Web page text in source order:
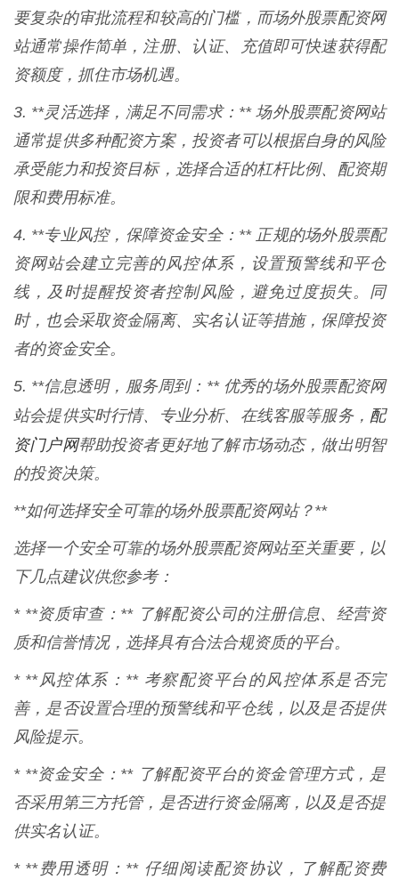
要复杂的审批流程和较高的门槛，而场外股票配资网
站通常操作简单，注册、认证、充值即可快速获得配
资额度，抓住市场机遇。
3. **灵活选择，满足不同需求：** 场外股票配资网站
通常提供多种配资方案，投资者可以根据自身的风险
承受能力和投资目标，选择合适的杠杆比例、配资期
限和费用标准。
4. **专业风控，保障资金安全：** 正规的场外股票配
资网站会建立完善的风控体系，设置预警线和平仓
线，及时提醒投资者控制风险，避免过度损失。同
时，也会采取资金隔离、实名认证等措施，保障投资
者的资金安全。
5. **信息透明，服务周到：** 优秀的场外股票配资网
站会提供实时行情、专业分析、在线客服等服务， 配
资门户网帮助投资者更好地了解市场动态，做出明智
的投资决策。
**如何选择安全可靠的场外股票配资网站？**
选择一个安全可靠的场外股票配资网站至关重要，以
下几点建议供您参考：
* **资质审查：** 了解配资公司的注册信息、经营资
质和信誉情况，选择具有合法合规资质的平台。
* **风控体系：** 考察配资平台的风控体系是否完
善，是否设置合理的预警线和平仓线，以及是否提供
风险提示。
* **资金安全：** 了解配资平台的资金管理方式，是
否采用第三方托管，是否进行资金隔离，以及是否提
供实名认证。
* **费用透明：** 仔细阅读配资协议，了解配资费